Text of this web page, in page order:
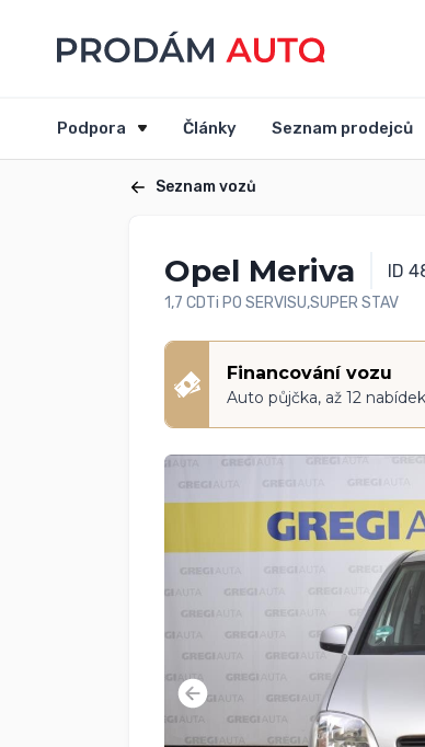
Podpora Články Seznam prodejců
Seznam vozů
Opel Meriva ID
1,7 CDTi PO SERVISU,SUPER STAV
Financování vozu
Auto půjčka, až 12